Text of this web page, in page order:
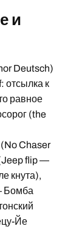
и
Deutsch)
отсылка к
равное
(the
Chaser
flip —
кнута),
Бомба
Йе